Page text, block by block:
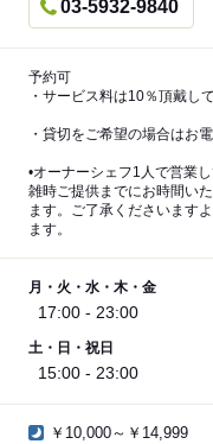
03-5932-9840
予約可
・サービス料は10％頂戴し
・貸切をご希望の場合はお
•オーナーシェフ1人で営業
雑時ご提供までにお時間い
ます。ご了承くださいます
ます。
月・火・水・木・金
17:00 - 23:00
土・日・祝日
15:00 - 23:00
￥10,000～￥14,999